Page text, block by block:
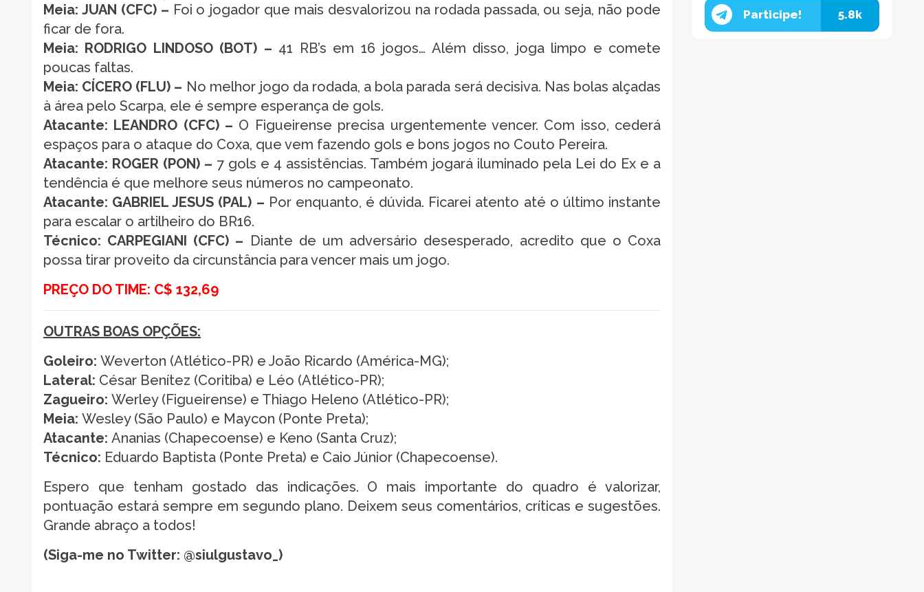
Meia: JUAN (CFC) – Foi o jogador que mais desvalorizou na rodada passada, ou seja, não pode
ficar de fora.
Meia: RODRIGO LINDOSO (BOT) – 41 RB’s em 16 jogos… Além disso, joga limpo e comete
poucas faltas.
Meia: CÍCERO (FLU) – No melhor jogo da rodada, a bola parada será decisiva. Nas bolas alçadas
à área pelo Scarpa, ele é sempre esperança de gols.
Atacante: LEANDRO (CFC) – O Figueirense precisa urgentemente vencer. Com isso, cederá
espaços para o ataque do Coxa, que vem fazendo gols e bons jogos no Couto Pereira.
Atacante: ROGER (PON) – 7 gols e 4 assistências. Também jogará iluminado pela Lei do Ex e a
tendência é que melhore seus números no campeonato.
Atacante: GABRIEL JESUS (PAL) – Por enquanto, é dúvida. Ficarei atento até o último instante
para escalar o artilheiro do BR16.
Técnico: CARPEGIANI (CFC) – Diante de um adversário desesperado, acredito que o Coxa
possa tirar proveito da circunstância para vencer mais um jogo.
PREÇO DO TIME: C$ 132,69
OUTRAS BOAS OPÇÕES:
Goleiro: Weverton (Atlético-PR) e João Ricardo (América-MG);
Lateral: César Benítez (Coritiba) e Léo (Atlético-PR);
Zagueiro: Werley (Figueirense) e Thiago Heleno (Atlético-PR);
Meia: Wesley (São Paulo) e Maycon (Ponte Preta);
Atacante: Ananias (Chapecoense) e Keno (Santa Cruz);
Técnico: Eduardo Baptista (Ponte Preta) e Caio Júnior (Chapecoense).
Espero que tenham gostado das indicações. O mais importante do quadro é valorizar,
pontuação estará sempre em segundo plano. Deixem seus comentários, críticas e sugestões.
Grande abraço a todos!
(Siga-me no Twitter: @siulgustavo_)
Participe! 5.8k